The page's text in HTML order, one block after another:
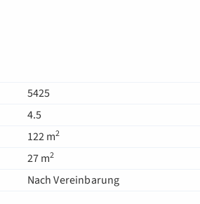
5425
4.5
122 m2
27 m2
Nach Vereinbarung